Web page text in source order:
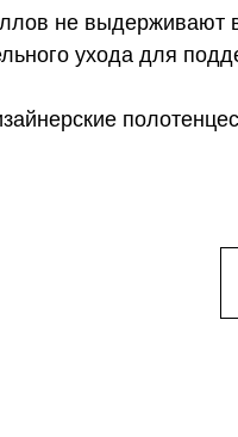
не
ухода для